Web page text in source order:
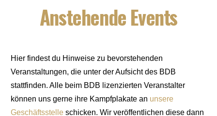
Anstehende Events
Hier findest du Hinweise zu bevorstehenden
Veranstaltungen, die unter der Aufsicht des BDB
stattfinden. Alle beim BDB lizenzierten Veranstalter
können uns gerne ihre Kampfplakate an unsere
Geschäftsstelle schicken. Wir veröffentlichen diese dann